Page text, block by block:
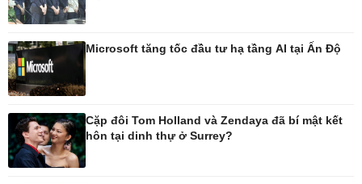
eSports
Ô tô - Xe máy
Microsoft tăng tốc đầu tư hạ tầng AI tại Ấn Độ
Cặp đôi Tom Holland và Zendaya đã bí mật kết
hôn tại dinh thự ở Surrey?